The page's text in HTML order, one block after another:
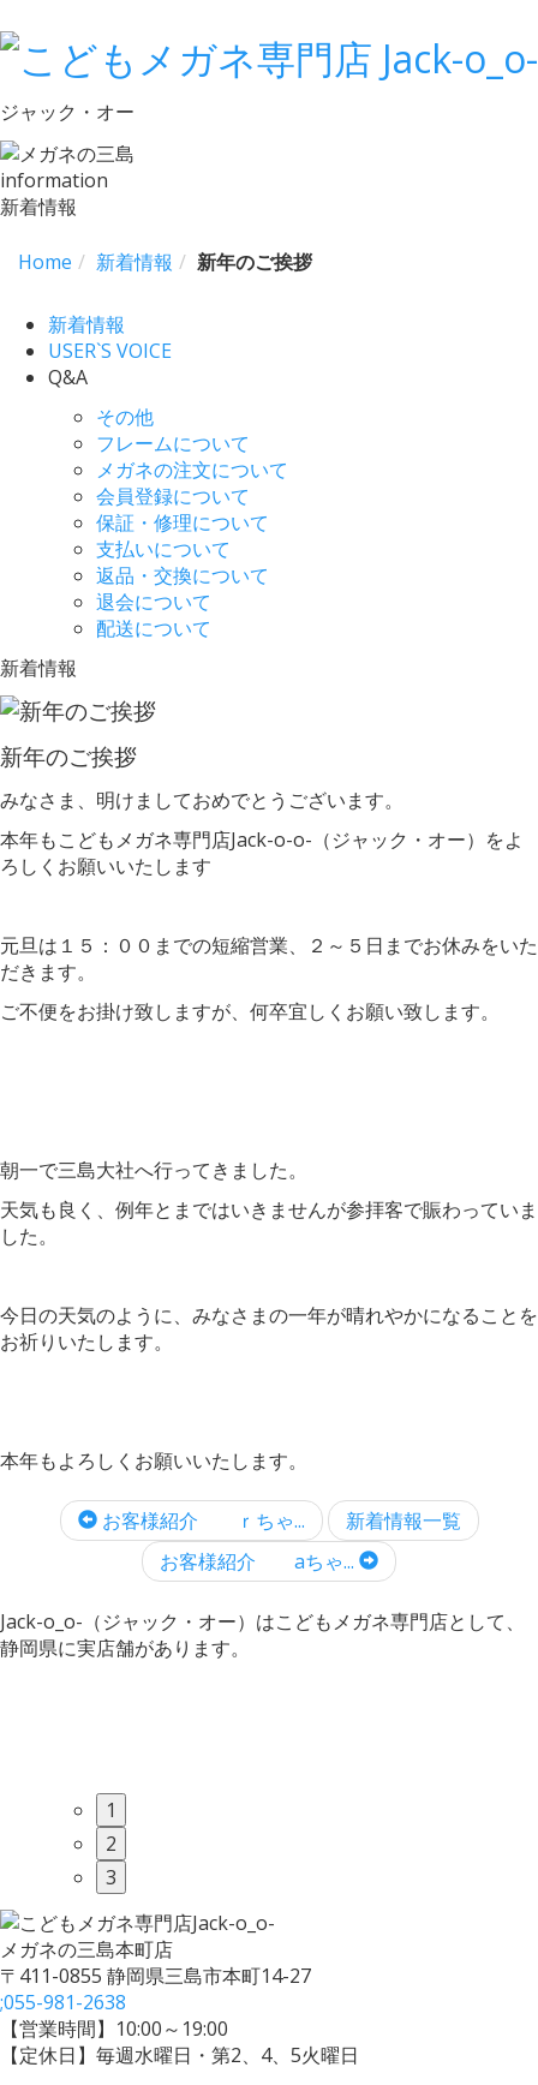
ジャック・オー
information
新着情報
Home 新着情報 新年のご挨拶
新着情報
USER`S VOICE
Q&A
その他
フレームについて
メガネの注文について
会員登録について
保証・修理について
支払いについて
返品・交換について
退会について
配送について
新着情報
新年のご挨拶
みなさま、明けましておめでとうございます。
本年もこどもメガネ専門店Jack-o-o-（ジャック・オー）をよ
ろしくお願いいたします
元旦は１５：００までの短縮営業、２～５日までお休みをいた
だきます。
ご不便をお掛け致しますが、何卒宜しくお願い致します。
朝一で三島大社へ行ってきました。
天気も良く、例年とまではいきませんが参拝客で賑わっていま
した。
今日の天気のように、みなさまの一年が晴れやかになることを
お祈りいたします。
本年もよろしくお願いいたします。
お客様紹介 ｒちゃ...
新着情報一覧
お客様紹介 aちゃ...
Jack-o_o-（ジャック・オー）はこどもメガネ専門店として、
静岡県に実店舗があります。
1
2
3
メガネの三島本町店
〒411-0855 静岡県三島市本町14-27
;055-981-2638
【営業時間】10:00～19:00
【定休日】毎週水曜日・第2、4、5火曜日